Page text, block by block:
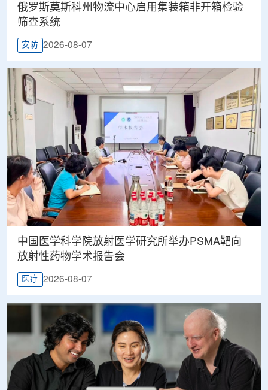
俄罗斯莫斯科州物流中心启用集装箱非开箱检验
筛查系统
安防 2026-08-07
中国医学科学院放射医学研究所举办PSMA靶向
放射性药物学术报告会
医疗 2026-08-07